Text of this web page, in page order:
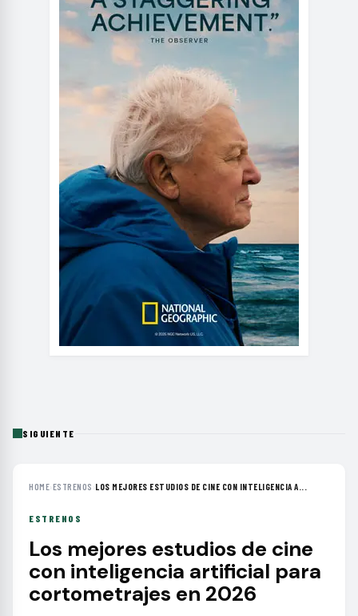
SIGUIENTE
HOME›ESTRENOS ›LOS MEJORES ESTUDIOS DE CINE CON INTELIGENCIA A...
ESTRENOS
Los mejores estudios de cine
con inteligencia artificial para
cortometrajes en 2026